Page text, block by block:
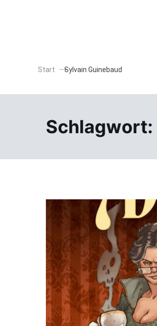
Start Sylvain Guinebaud
Schlagwort: